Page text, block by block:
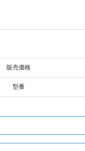
販売価格
型番